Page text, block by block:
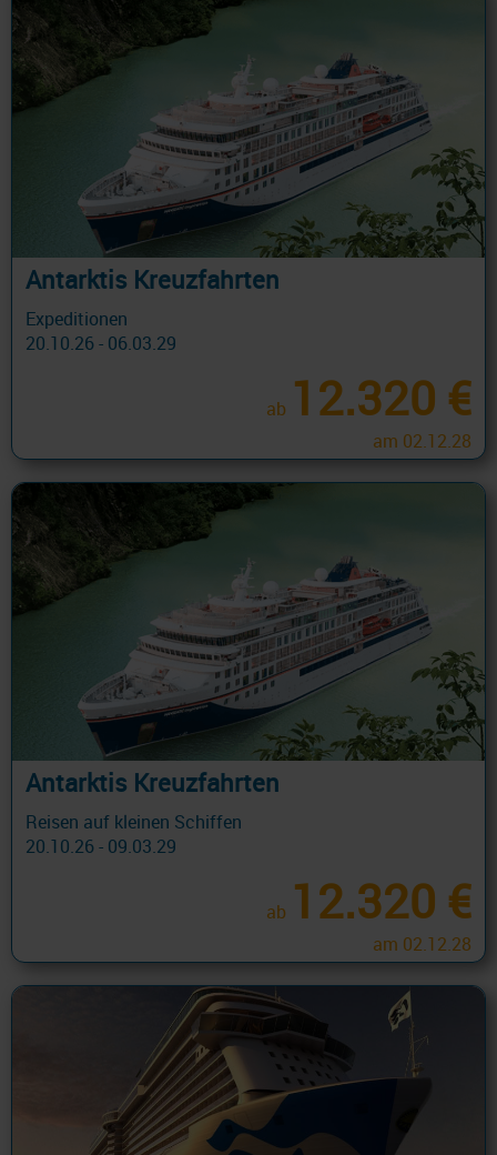
Antarktis Kreuzfahrten
Expeditionen
20.10.26 - 06.03.29
ab 12.320 €
am 02.12.28
Antarktis Kreuzfahrten
Reisen auf kleinen Schiffen
20.10.26 - 09.03.29
ab 12.320 €
am 02.12.28